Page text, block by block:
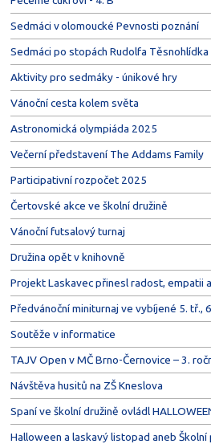
Sedmáci v olomoucké Pevnosti poznání
Sedmáci po stopách Rudolfa Těsnohlídka
Aktivity pro sedmáky - únikové hry
Vánoční cesta kolem světa
Astronomická olympiáda 2025
Večerní představení The Addams Family
Participativní rozpočet 2025
Čertovské akce ve školní družině
Vánoční futsalový turnaj
Družina opět v knihovně
Projekt Laskavec přinesl radost, empatii
Předvánoční miniturnaj ve vybíjené 5. tř.,
Soutěže v informatice
TAJV Open v MČ Brno-Černovice – 3.
Návštěva husitů na ZŠ Kneslova
Spaní ve školní družině ovládl
Halloween a laskavý listopad aneb Školní